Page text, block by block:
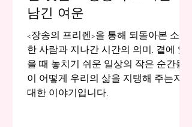
남긴 여운
<장송의 프리렌>을 통해 되돌아본 소중
한 사람과 지나간 시간의 의미. 곁에 있
을 때 놓치기 쉬운 일상의 작은 순간들
이 어떻게 우리의 삶을 지탱해 주는지에
대한 이야기입니다.